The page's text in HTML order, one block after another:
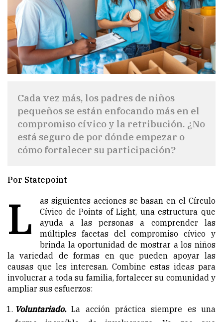
Cada vez más, los padres de niños
pequeños se están enfocando más en el
compromiso cívico y la retribución. ¿No
está seguro de por dónde empezar o
cómo fortalecer su participación?
Por Statepoint
L
as siguientes acciones se basan en el Círculo
Cívico de Points of Light, una estructura que
ayuda a las personas a comprender las
múltiples facetas del compromiso cívico y
brinda la oportunidad de mostrar a los niños
la variedad de formas en que pueden apoyar las
causas que les interesan. Combine estas ideas para
involucrar a toda su familia, fortalecer su comunidad y
ampliar sus esfuerzos:
Voluntariado.La acción práctica siempre es una